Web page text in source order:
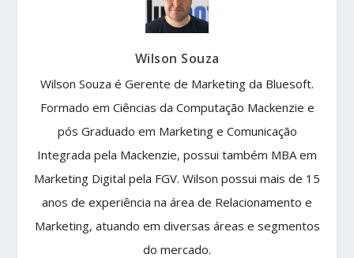
Wilson Souza
Wilson Souza é Gerente de Marketing da Bluesoft.
Formado em Ciências da Computação Mackenzie e
pós Graduado em Marketing e Comunicação
Integrada pela Mackenzie, possui também MBA em
Marketing Digital pela FGV. Wilson possui mais de 15
anos de experiência na área de Relacionamento e
Marketing, atuando em diversas áreas e segmentos
do mercado.